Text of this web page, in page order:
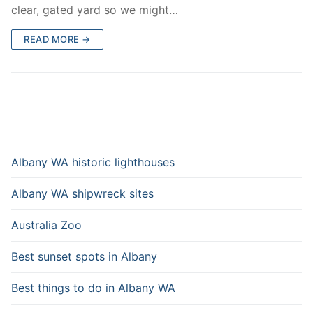
clear, gated yard so we might…
READ MORE →
Albany WA historic lighthouses
Albany WA shipwreck sites
Australia Zoo
Best sunset spots in Albany
Best things to do in Albany WA